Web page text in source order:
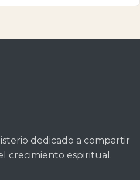
dedicado a compartir
crecimiento espiritual.